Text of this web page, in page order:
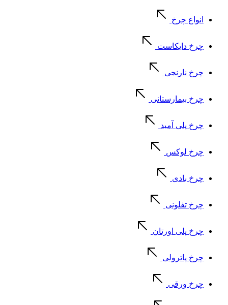
انواع چرخ
چرخ دایکاست
چرخ نارنجی
چرخ بیمارستانی
چرخ پلی آمید
چرخ لوکس
چرخ بادی
چرخ تفلونی
چرخ پلی اورتان
چرخ پاترولی
چرخ ورقی